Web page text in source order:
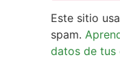
Este sitio
spam.
datos de tus